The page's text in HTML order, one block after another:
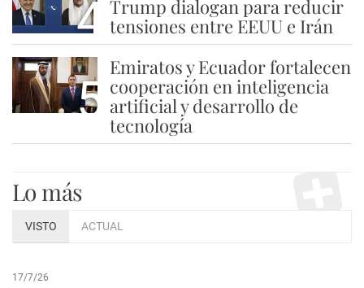
4 Trump dialogan para reducir
tensiones entre EEUU e Irán
5
Emiratos y Ecuador fortalecen
cooperación en inteligencia
artificial y desarrollo de
tecnología
Lo más
VISTO ACTUAL
17/7/26